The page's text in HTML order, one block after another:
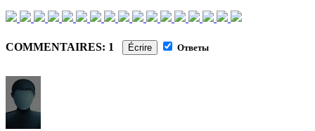
COMMENTAIRES: 1 Écrire Ответы